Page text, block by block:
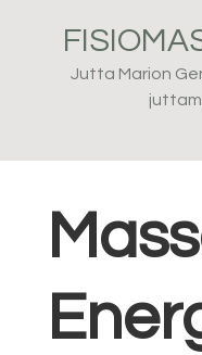
navigazione
contenutoJutta Marion